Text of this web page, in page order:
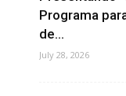
Programa
de...
July 28, 2026